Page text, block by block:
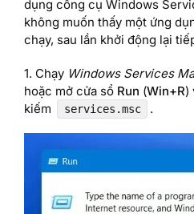
dụng công cụ Windows
không muốn thấy một ứng
chạy, sau lần khởi động lại
1. Chạy Windows Services
hoặc mở cửa sổ Run (Win+R)
kiếm
services.msc .